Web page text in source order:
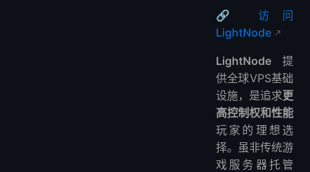
🔗 访问
LightNode
LightNode 提
供全球VPS基础
设施，是追求更
高控制权和性能
玩家的理想选
择。虽非传统游
戏服务器托管